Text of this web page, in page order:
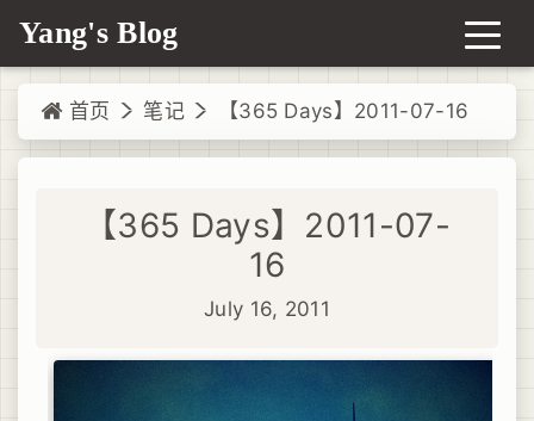
Yang's Blog
首页 笔记 【365 Days】2011-07-16
【365 Days】2011-07-
16
July 16, 2011